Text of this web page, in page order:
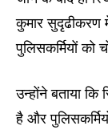
कुमार सुदृढीकरण
पुलिसकर्मियों को
उन्होंने बताया
है और